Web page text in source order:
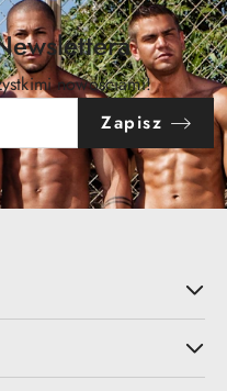
nowościami!
Zapisz